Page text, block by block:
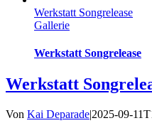
–
Werkstatt Songrelease
Gallerie
Werkstatt Songrelease
Werkstatt
Von Kai Deparade|2025-09-